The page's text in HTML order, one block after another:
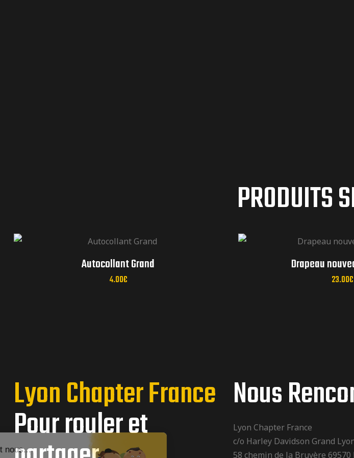
PRODUITS
Autocollant Grand
4.00€
Drapeau
23.00€
Lyon Chapter France
Pour rouler et
Nous
Lyon Chapter France
c/o Harley Davidson Grand
58 chemin de la Bruyère